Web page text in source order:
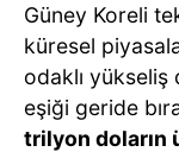
Güney Koreli
küresel
odaklı yükseliş
eşiği geride
trilyon doların